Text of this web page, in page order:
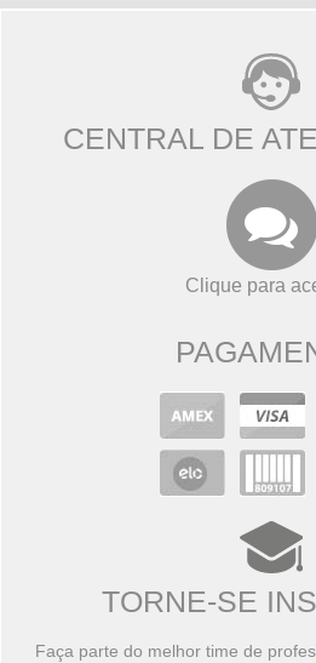
CENTRAL DE
Clique para
TORNE-SE
Faça parte do melhor time de